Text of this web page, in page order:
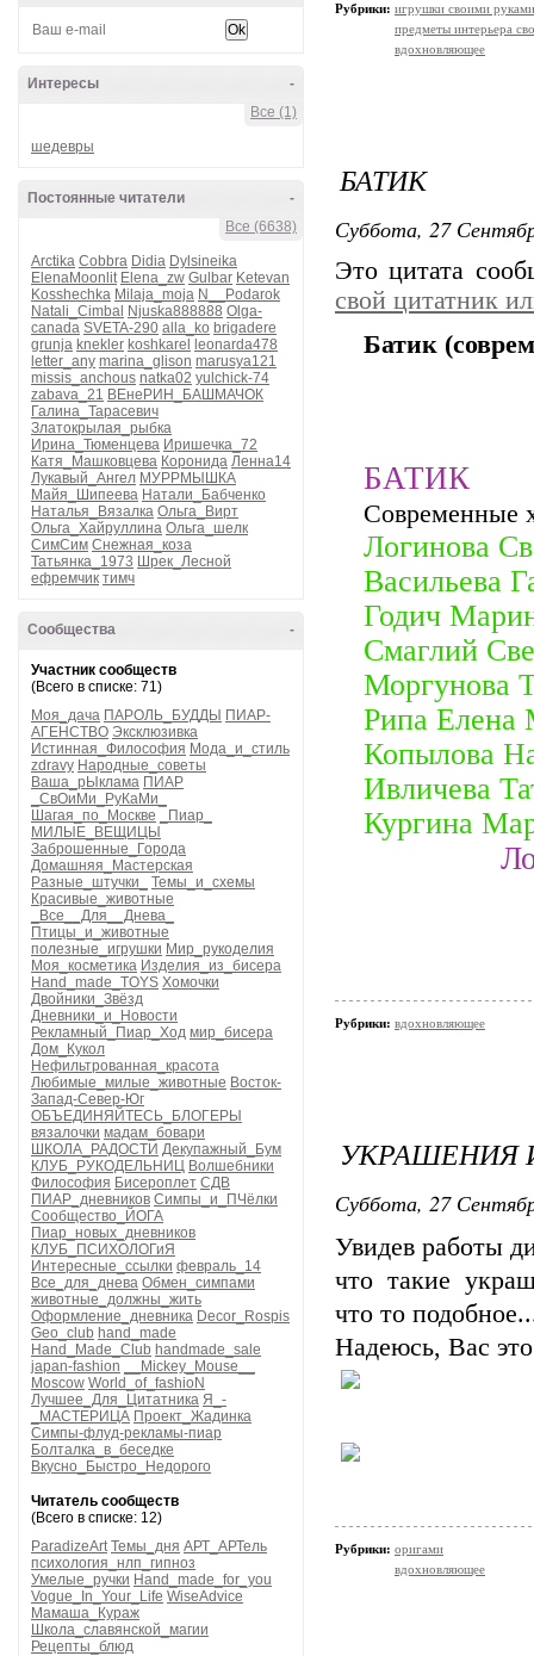
-
Интересы
Все (1)
шедевры
-
Постоянные читатели
Все (6638)
Arctika Cobbra Didia Dylsineika
ElenaMoonlit Elena_zw Gulbar Ketevan
Kosshechka Milaja_moja N__Podarok
Natali_Cimbal Njuska888888 Olga-
canada SVETA-290 alla_ko brigadere
grunja knekler koshkarel
leonarda478
letter_any marina_glison marusya121
missis_anchous natka02 yulchick-74
zabava_21 ВЕнеРИН_БАШМАЧОК
Галина_Тарасевич
Златокрылая_рыбка
Ирина_Тюменцева Иришечка_72
Катя_Машковцева Коронида Ленна14
Лукавый_Ангел МУРРМЫШКА
Майя_Шипеева Натали_Бабченко
Наталья_Вязалка Ольга_Вирт
Ольга_Хайруллина Ольга_шелк
СимСим Снежная_коза
Татьянка_1973 Шрек_Лесной
ефремчик тимч
-
Сообщества
Участник сообществ
(Всего в списке: 71)
Моя_дача ПАРОЛЬ_БУДДЫ ПИАР-
АГЕНСТВО Эксклюзивка
Истинная_Философия Мода_и_стиль
zdravy Народные_советы
Ваша_рЫклама ПИАР
_СвОиМи_РуКаМи_
Шагая_по_Москве
_Пиар_
МИЛЫЕ_ВЕЩИЦЫ
Заброшенные_Города
Домашняя_Мастерская
Разные_штучки_
Темы_и_схемы
Красивые_животные
_Все__Для__Днева_
Птицы_и_животные
полезные_игрушки Мир_рукоделия
Моя_косметика Изделия_из_бисера
Hand_made_TOYS Хомочки
Двойники_Звёзд
Дневники_и_Новости
Рекламный_Пиар_Ход мир_бисера
Дом_Кукол
Нефильтрованная_красота
Любимые_милые_животные Восток-
Запад-Север-Юг
ОБЪЕДИНЯЙТЕСЬ_БЛОГЕРЫ
вязалочки мадам_бовари
ШКОЛА_РАДОСТИ Декупажный_Бум
КЛУБ_РУКОДЕЛЬНИЦ Волшебники
Философия Бисероплет СДВ
ПИАР_дневников Симпы_и_ПЧёлки
Сообщество_ЙОГА
Пиар_новых_дневников
КЛУБ_ПСИХОЛОГиЯ
Интересные_ссылки февраль_14
Все_для_днева Обмен_симпами
животные_должны_жить
Оформление_дневника Decor_Rospis
Geo_club hand_made
Hand_Made_Club handmade_sale
japan-fashion
__Mickey_Mouse__
Moscow World_of_fashioN
Лучшее_Для_Цитатника Я_-
_МАСТЕРИЦА Проект_Жадинка
Симпы-флуд-рекламы-пиар
Болталка_в_беседке
Вкусно_Быстро_Недорого
Читатель сообществ
(Всего в списке: 12)
ParadizeArt Темы_дня АРТ_АРТель
психология_нлп_гипноз
Умелые_ручки Hand_made_for_you
Vogue_In_Your_Life WiseAdvice
Мамаша_Кураж
Школа_славянской_магии
Рецепты_блюд
Рубрики: игрушки своими руками
предметы интерьера
вдохновляющее
БАТИК
Суббота, 27
Это цитата
свой цитатник
Батик
БАТИК
Современные
Логинова
Васильева
Годич
Смаглий
Моргунова
Рипа Елена
Копылова
Ивличева
Кургина
Рубрики: вдохновляющее
УКРАШЕНИЯ
Суббота, 27
Увидев работы
что такие
что то
Надеюсь, Вас
Рубрики: оригами
вдохновляющее